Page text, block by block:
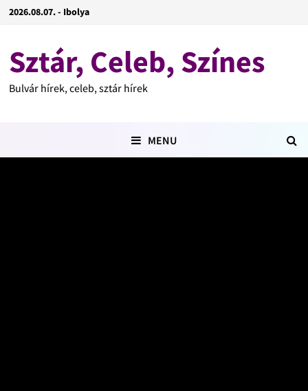
2026.08.07. - Ibolya
Sztár, Celeb, Színes
Bulvár hírek, celeb, sztár hírek
MENU